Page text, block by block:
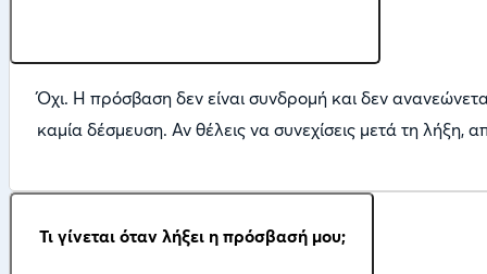
Όχι. Η πρόσβαση δεν είναι συνδρομή και δεν
καμία δέσμευση. Αν θέλεις να συνεχίσεις μετά τη
Τι γίνεται όταν λήξει η πρόσβασή μου;